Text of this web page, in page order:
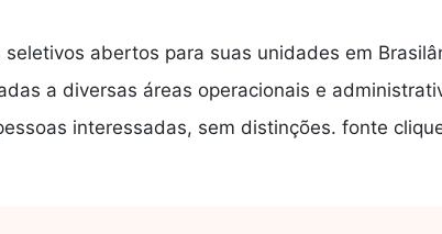
abertos para suas unidades em
a diversas áreas operacionais e
interessadas, sem distinções. fonte